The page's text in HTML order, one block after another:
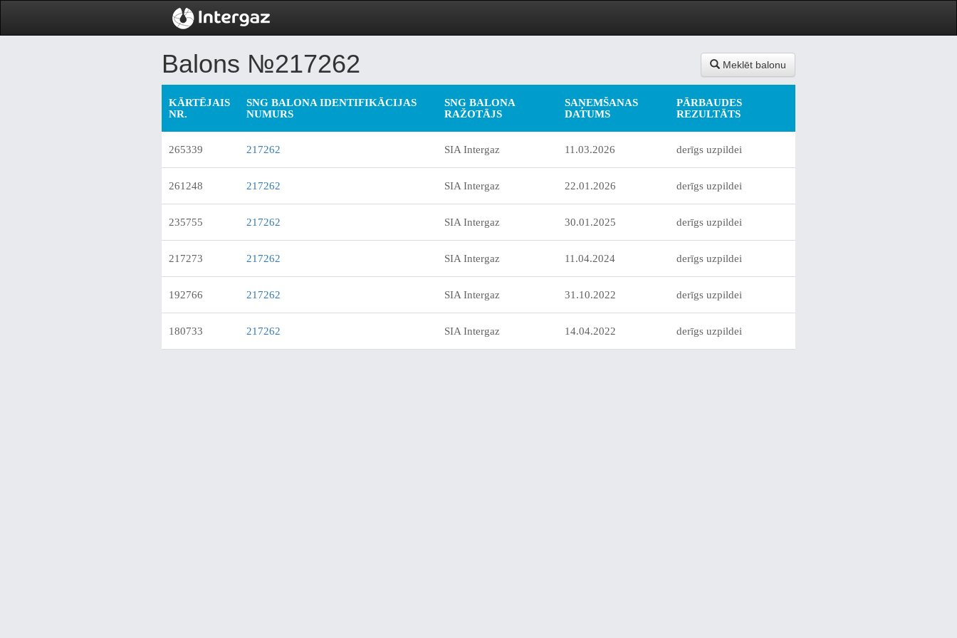
Balons №217262 Meklēt balonu
KĀRTĒJAIS
NR.
SNG BALONA IDENTIFIKĀCIJAS
NUMURS
SNG BALONA
RAŽOTĀJS
SAŅEMŠANAS
DATUMS
PĀRBAUDES
REZULTĀTS
265339 217262 SIA Intergaz 11.03.2026 derīgs uzpildei
261248 217262 SIA Intergaz 22.01.2026 derīgs uzpildei
235755 217262 SIA Intergaz 30.01.2025 derīgs uzpildei
217273 217262 SIA Intergaz 11.04.2024 derīgs uzpildei
192766 217262 SIA Intergaz 31.10.2022 derīgs uzpildei
180733 217262 SIA Intergaz 14.04.2022 derīgs uzpildei